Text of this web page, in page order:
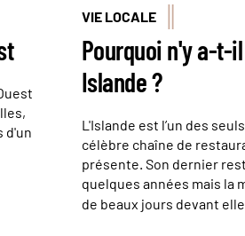
d'un
VIE LOCALE
Pourquoi n'y a-t-
Islande ?
L'Islande est l’un des
célèbre chaîne de
présente. Son dernier
quelques années mais la
de beaux jours devant